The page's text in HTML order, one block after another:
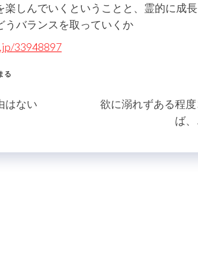
楽しんでいくということと、霊的に成
うバランスを取っていくか
33948897
る
はない
欲に溺れずある程
ば